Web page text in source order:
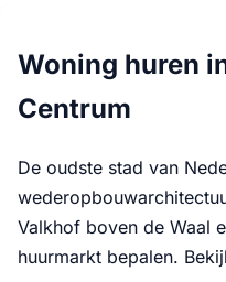
Woning huren
Centrum
De oudste stad van
Valkhof boven de Waal
huurmarkt bepalen.